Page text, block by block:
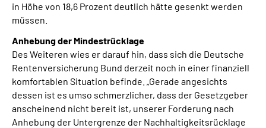
in Höhe von 18,6 Prozent deutlich hätte gesenkt werden
müssen.
Anhebung der Mindestrücklage
Des Weiteren wies er darauf hin, dass sich die Deutsche
Rentenversicherung Bund derzeit noch in einer finanziell
komfortablen Situation befinde. „Gerade angesichts
dessen ist es umso schmerzlicher, dass der Gesetzgeber
anscheinend nicht bereit ist, unserer Forderung nach
Anhebung der Untergrenze der Nachhaltigkeitsrücklage